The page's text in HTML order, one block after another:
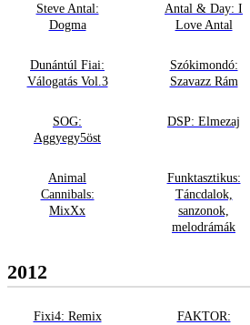
Steve Antal:
Dogma
Antal & Day: I
Love Antal
Dunántúl Fiai:
Válogatás Vol.3
Szókimondó:
Szavazz Rám
SOG:
Aggyegy5öst
DSP: Elmezaj
Animal
Cannibals:
MixXx
Funktasztikus:
Táncdalok,
sanzonok,
melodrámák
2012
Fixi4: Remix
FAKTOR: